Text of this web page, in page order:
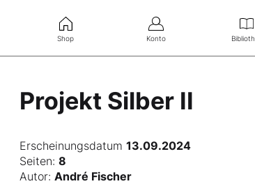
Shop Konto
Projekt Silber II
Erscheinungsdatum13.09.2024
Seiten:8
Autor:André Fischer